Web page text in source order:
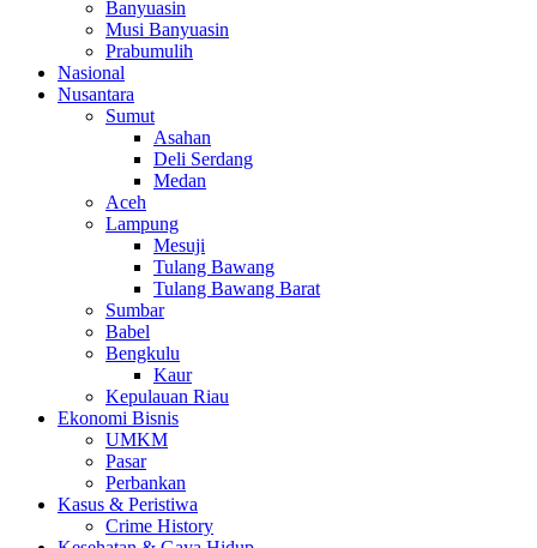
Banyuasin
Musi Banyuasin
Prabumulih
Nasional
Nusantara
Sumut
Asahan
Deli Serdang
Medan
Aceh
Lampung
Mesuji
Tulang Bawang
Tulang Bawang Barat
Sumbar
Babel
Bengkulu
Kaur
Kepulauan Riau
Ekonomi Bisnis
UMKM
Pasar
Perbankan
Kasus & Peristiwa
Crime History